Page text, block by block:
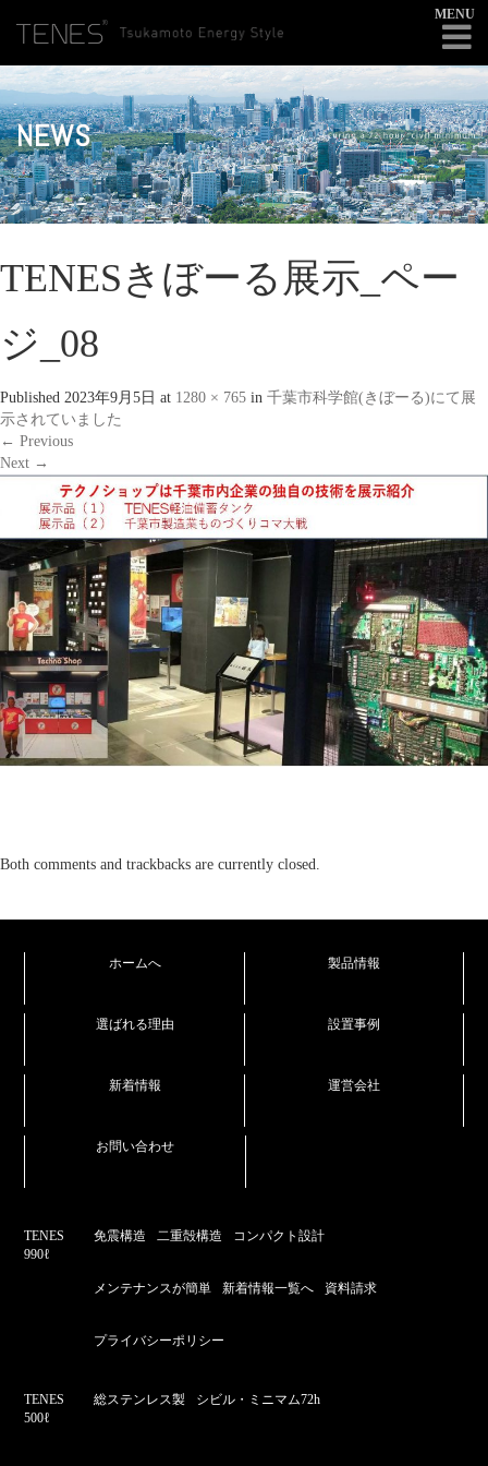
MENU
NEWS
TENESきぼーる展示_ペー
ジ_08
Published 2023年9月5日 at 1280 × 765 in 千葉市科学館(きぼーる)にて展
示されていました
← Previous
Next →
Both comments and trackbacks are currently closed.
ホームへ 製品情報
選ばれる理由 設置事例
新着情報 運営会社
お問い合わせ
TENES
990ℓ
免震構造 二重殻構造 コンパクト設計
メンテナンスが簡単 新着情報一覧へ 資料請求
プライバシーポリシー
TENES
500ℓ
総ステンレス製 シビル・ミニマム72h